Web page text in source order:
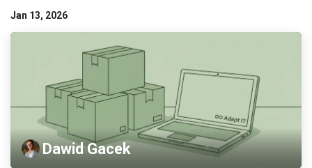
Jan 13, 2026
Dawid Gacek